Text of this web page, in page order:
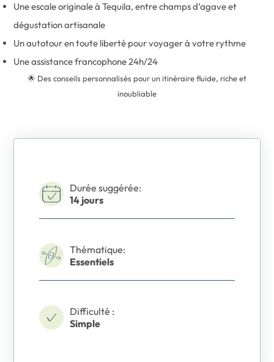
Une escale originale à Tequila, entre champs d’agave et
dégustation artisanale
Un autotour en toute liberté pour voyager à votre rythme
Une assistance francophone 24h/24
🌟 Des conseils personnalisés pour un itinéraire fluide, riche et
inoubliable
Durée suggérée:
14 jours
Thématique:
Essentiels
Difficulté :
Simple